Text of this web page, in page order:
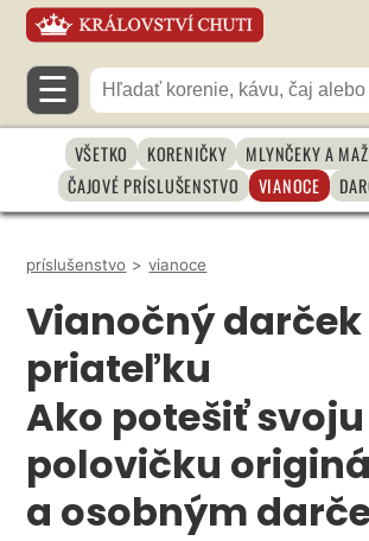
☰
VŠETKO KORENIČKY MLYNČEKY A
ČAJOVÉ PRÍSLUŠENSTVO
VIANOCE
príslušenstvo > vianoce
Vianočný
priateľku
Ako potešiť
polovičku
a osobným